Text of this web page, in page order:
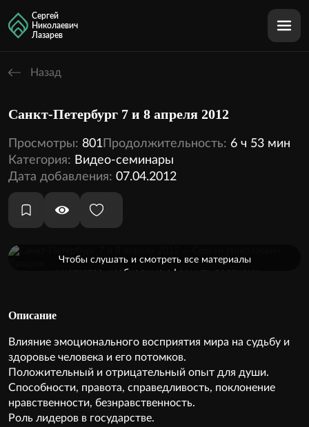
Сергей
Николаевич
Лазарев
Назад
Санкт-Петербург 7 и 8 апреля 2012
Просмотры: 801Продолжительность: 6 ч 53 мин
Категория: Видео-семинары
Дата добавления: 07.04.2012
Оформить подписку
Чтобы слушать и смотреть все материалы
кинотеатра, необходимо оформить подписку
Описание
Влияние эмоционального восприятия мира на судьбу и
здоровье человека и его потомков.
Положительный и отрицательный опыт для души.
Способности, правота, справедливость, поклонение
нравственности, безнравственность.
Роль лидеров в государстве.